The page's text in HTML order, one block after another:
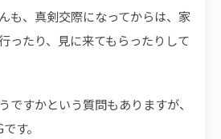
も、真剣交際になってからは、家
ったり、見に来てもらったりして
ですかという質問もありますが、
す。